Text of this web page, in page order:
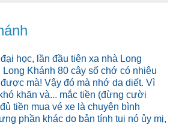
học, lần đầu tiên xa nhà Long
Long Khánh 80 cây số chớ có nhiêu
mà! Vậy đó mà nhớ da diết. Vì
khăn và... mắc tiền (đừng cười
tiền mua vé xe là chuyện bình
phần khác do bản tính tui nó ủy mị,